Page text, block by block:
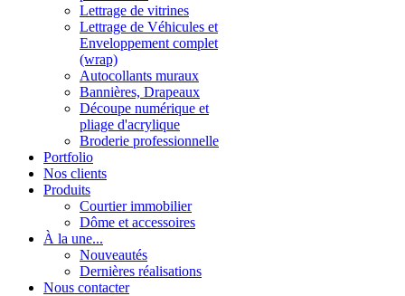
Lettrage de vitrines
Lettrage de Véhicules et
Enveloppement complet
(wrap)
Autocollants muraux
Bannières, Drapeaux
Découpe numérique et
pliage d'acrylique
Broderie professionnelle
Portfolio
Nos clients
Produits
Courtier immobilier
Dôme et accessoires
À la une...
Nouveautés
Dernières réalisations
Nous contacter